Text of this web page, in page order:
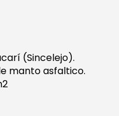
(Sincelejo).
manto asfaltico.